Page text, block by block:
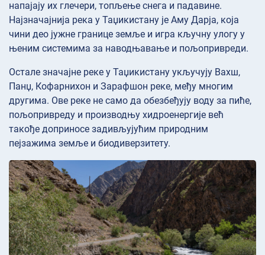
напајају их глечери, топљење снега и падавине.
Најзначајнија река у Таџикистану је Аму Дарја, која
чини део јужне границе земље и игра кључну улогу у
њеним системима за наводњавање и пољопривреди.
Остале значајне реке у Таџикистану укључују Вахш,
Панџ, Кофарнихон и Зарафшон реке, међу многим
другима. Ове реке не само да обезбеђују воду за пиће,
пољопривреду и производњу хидроенергије већ
такође доприносе задивљујућим природним
пејзажима земље и биодиверзитету.